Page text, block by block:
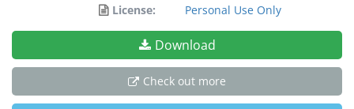
License:
Personal Use Only
Download
Check out more